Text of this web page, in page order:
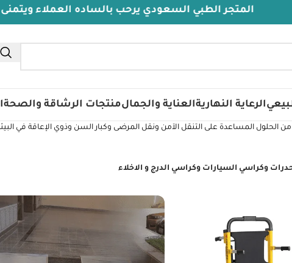
المتجر الطبي السعودي يرحب بالساده العملاء ويتمنى لهم
الرعاية النهاريةالعناية والجمالمنتجات الرشاقة والصحة
المساعدة على التنقل الآمن ونقل المرضى وكبار السن وذوي الإعاقة في
وكراسي السيارات وكراسي الدرج و الاخلاء